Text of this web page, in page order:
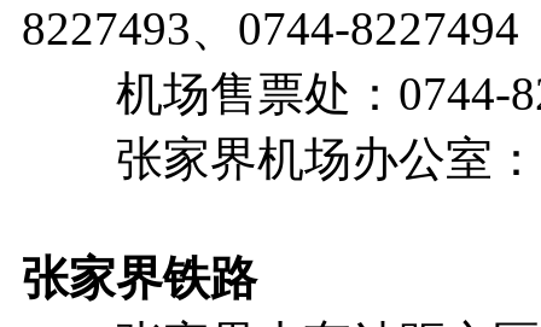
8227493、0744-8227494
机场售票处：0744-
张家界机场办公室：
张家界铁路